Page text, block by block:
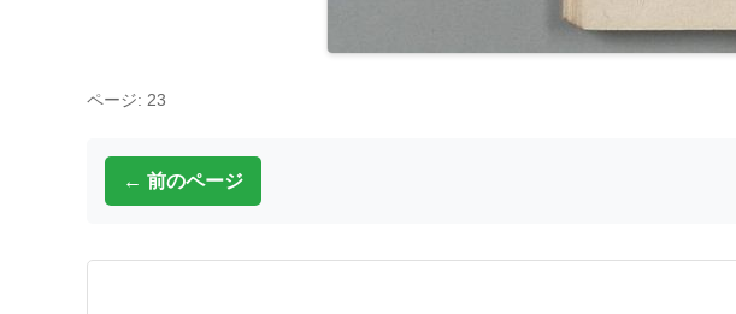
ページ: 23
← 前のページ